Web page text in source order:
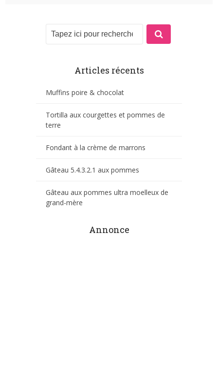
Articles récents
Muffins poire & chocolat
Tortilla aux courgettes et pommes de
terre
Fondant à la crème de marrons
Gâteau 5.4.3.2.1 aux pommes
Gâteau aux pommes ultra moelleux de
grand-mère
Annonce